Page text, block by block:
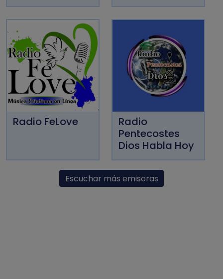
Radio FeLove
Radio
Pentecostes
Dios Habla Hoy
Escuchar más emisoras